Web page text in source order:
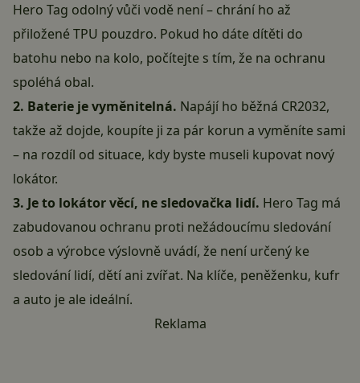
Hero Tag odolný vůči vodě není – chrání ho až
přiložené TPU pouzdro. Pokud ho dáte dítěti do
batohu nebo na kolo, počítejte s tím, že na ochranu
spoléhá obal.
2. Baterie je vyměnitelná. Napájí ho běžná CR2032,
takže až dojde, koupíte ji za pár korun a vyměníte sami
– na rozdíl od situace, kdy byste museli kupovat nový
lokátor.
3. Je to lokátor věcí, ne sledovačka lidí. Hero Tag má
zabudovanou ochranu proti nežádoucímu sledování
osob a výrobce výslovně uvádí, že není určený ke
sledování lidí, dětí ani zvířat. Na klíče, peněženku, kufr
a auto je ale ideální.
Reklama